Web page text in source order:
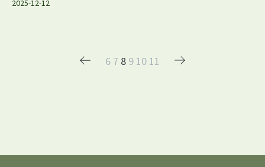
2025-12-12
6 7 8 9 10 11